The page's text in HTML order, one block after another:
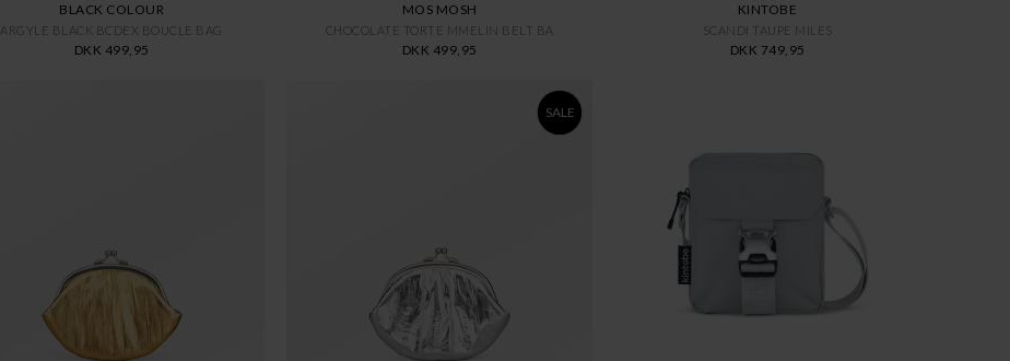
BLACK COLOUR
ARGYLE BLACK BCDEX BOUCLE BAG
DKK 499,95
MOS MOSH
CHOCOLATE TORTE MMELIN BELT BA
DKK 499,95
KINTOBE
SCANDI TAUPE MILES
DKK 749,95
SALE